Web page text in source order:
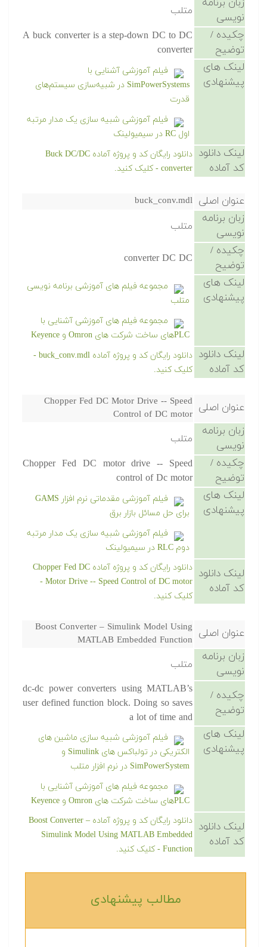
زبان برنامه
نویسی
متلب
چکیده /
توضیح
A buck converter is a step-down DC to DC
converter
لینک های
پیشنهادی
فیلم آموزشی آشنایی با
SimPowerSystems در شبیه‌سازی سیستم‌های
قدرت
فیلم آموزشی شبیه سازی یک مدار مرتبه
اول RC در سیمیولینک
لینک دانلود
کد آماده
دانلود رایگان کد و پروژه آماده Buck DC/DC
converter - کلیک کنید.
عنوان اصلی buck_conv.mdl
زبان برنامه
نویسی
متلب
چکیده /
توضیح
converter DC DC
لینک های
پیشنهادی
مجموعه فیلم های آموزشی برنامه نویسی
متلب
مجموعه فیلم های آموزشی آشنایی با
PLCهای ساخت شرکت های Omron و Keyence
لینک دانلود
کد آماده
دانلود رایگان کد و پروژه آماده buck_conv.mdl -
کلیک کنید.
عنوان اصلی Chopper Fed DC Motor Drive -- Speed
Control of DC motor
زبان برنامه
نویسی
متلب
چکیده /
توضیح
Chopper Fed DC motor drive -- Speed
control of Dc motor
لینک های
پیشنهادی
فیلم آموزشی مقدماتی نرم افزار GAMS
برای حل مسائل بازار برق
فیلم آموزشی شبیه سازی یک مدار مرتبه
دوم RLC در سیمیولینک
لینک دانلود
کد آماده
دانلود رایگان کد و پروژه آماده Chopper Fed DC
Motor Drive -- Speed Control of DC motor -
کلیک کنید.
عنوان اصلی Boost Converter – Simulink Model Using
MATLAB Embedded Function
زبان برنامه
نویسی
متلب
چکیده /
توضیح
dc-dc power converters using MATLAB’s
user defined function block. Doing so saves
a lot of time and
لینک های
پیشنهادی
فیلم آموزشی شبیه سازی ماشین های
الکتریکی در تولباکس های Simulink و
SimPowerSystem در نرم افزار متلب
مجموعه فیلم های آموزشی آشنایی با
PLCهای ساخت شرکت های Omron و Keyence
لینک دانلود
کد آماده
دانلود رایگان کد و پروژه آماده Boost Converter –
Simulink Model Using MATLAB Embedded
Function - کلیک کنید.
مطالب پیشنهادی‎